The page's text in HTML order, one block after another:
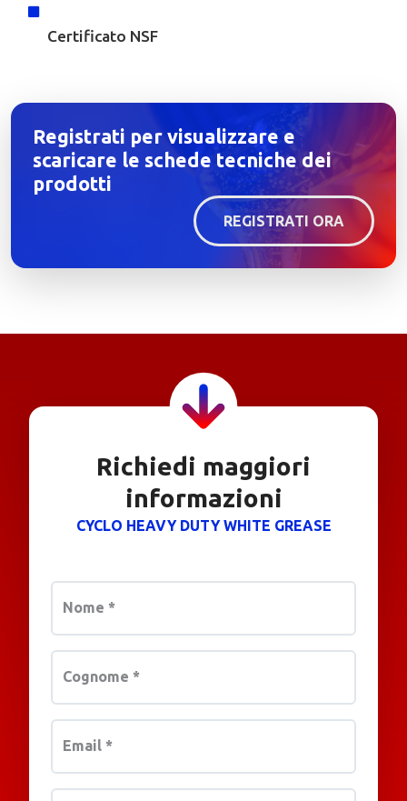
Certificato NSF
Registrati per visualizzare e
scaricare le schede tecniche dei
prodotti
REGISTRATI ORA
Richiedi maggiori
informazioni
CYCLO HEAVY DUTY WHITE GREASE
Nome *
Cognome *
Email *